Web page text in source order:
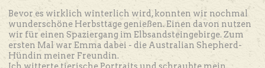
Bevor es wirklich winterlich wird, konnten wir nochmal
wunderschöne Herbsttage genießen. Einen davon nutzen
wir für einen Spaziergang im Elbsandsteingebirge. Zum
ersten Mal war Emma dabei - die Australian Shepherd-
Hündin meiner Freundin.